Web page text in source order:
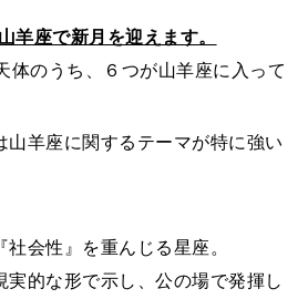
羊座で新月を迎えます。
体のうち、６つが山羊座に入って
山羊座に関するテーマが特に強い
会性』を重んじる星座。
実的な形で示し、公の場で発揮し